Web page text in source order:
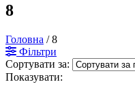
8
Головна /8
Фільтри
Сортувати за:
Показувати: